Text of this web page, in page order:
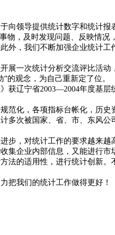
向领导提供统计数字和统计报
，及时发现问题、反映情况
外，我们不断加强企业统计工
展一次统计分析交流评比活动
的观念，为自己重新定了位。
获辽宁省2003—2004年度基层
范化，各项指标台帐化，历史
多次被国家、省、市、东风公
步，对统计工作的要求越来越
集企业内部信息，又能进行市
法的适用性，进行统计创新。
把我们的统计工作做得更好！